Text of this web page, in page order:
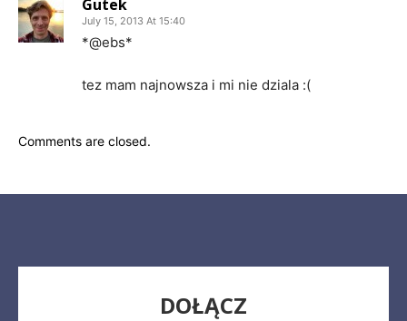
Gutek
July 15, 2013 At 15:40
*@ebs*
tez mam najnowsza i mi nie dziala :(
Comments are closed.
DOŁĄCZ